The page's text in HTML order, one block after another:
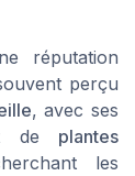
réputation
perçu
, avec ses
de plantes
les